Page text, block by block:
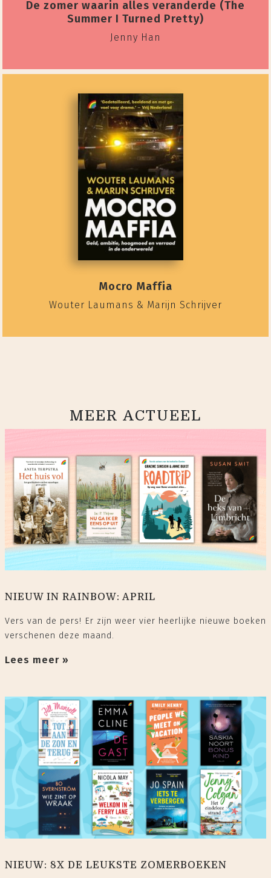
De zomer waarin alles veranderde (The
Summer I Turned Pretty)
Jenny Han
Mocro Maffia
Wouter Laumans & Marijn Schrijver
MEER ACTUEEL
NIEUW IN RAINBOW: APRIL
Vers van de pers! Er zijn weer vier heerlijke nieuwe boeken
verschenen deze maand.
Lees meer »
NIEUW: 8X DE LEUKSTE ZOMERBOEKEN